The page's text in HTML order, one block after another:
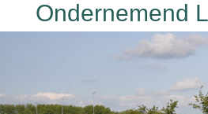
Ondernemend